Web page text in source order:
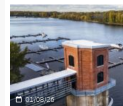
01/08/26